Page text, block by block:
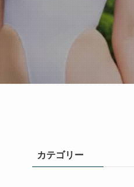
カテゴリー